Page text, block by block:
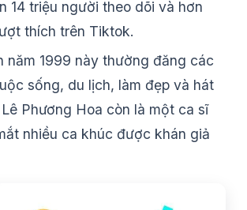
14 triệu người theo dõi và hơn
thích trên Tiktok.
năm 1999 này thường đăng các
sống, du lịch, làm đẹp và hát
Phương Hoa còn là một ca sĩ
nhiều ca khúc được khán giả